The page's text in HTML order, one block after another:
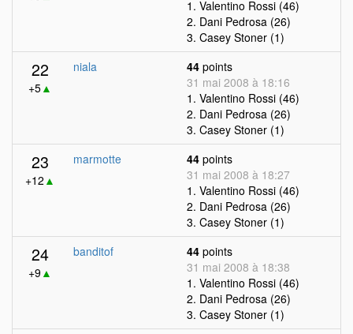
1. Valentino Rossi (46)
2. Dani Pedrosa (26)
3. Casey Stoner (1)
22
+5▲
niala 44 points
31 mai 2008 à 18:16
1. Valentino Rossi (46)
2. Dani Pedrosa (26)
3. Casey Stoner (1)
23
+12 ▲
marmotte 44 points
31 mai 2008 à 18:27
1. Valentino Rossi (46)
2. Dani Pedrosa (26)
3. Casey Stoner (1)
24
+9▲
banditof 44 points
31 mai 2008 à 18:38
1. Valentino Rossi (46)
2. Dani Pedrosa (26)
3. Casey Stoner (1)